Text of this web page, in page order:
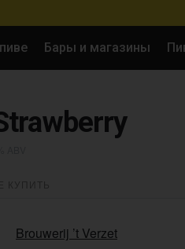
Бары и магазины
Brouwerij ’t Verzet